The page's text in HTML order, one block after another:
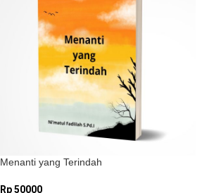
Menanti yang Terindah
Rp50000